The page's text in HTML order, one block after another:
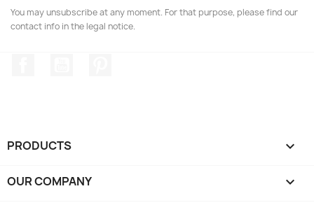
You may unsubscribe at any moment. For that purpose, please find our
contact info in the legal notice.
PRODUCTS 
OUR COMPANY 